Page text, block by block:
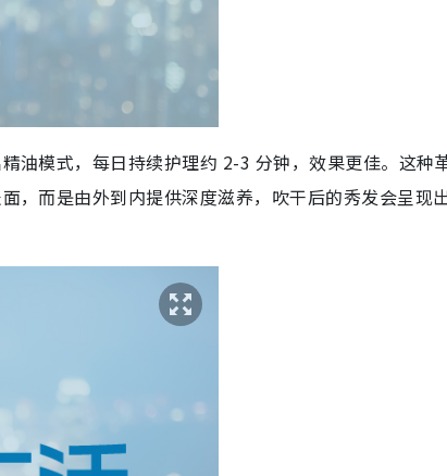
油模式，每日持续护理约 2-3 分钟，效果更佳。这种
，而是由外到内提供深度滋养，吹干后的秀发会呈现